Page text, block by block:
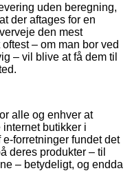
uden beregning,
der aftages for en
den mest
– om man bor ved
– vil blive at få dem til
alle og enhver at
butikker i
forretninger fundet det
deres produkter – til
– betydeligt, og endda